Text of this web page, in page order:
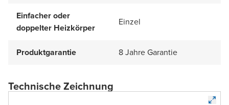
Einfacher oder
doppelter Heizkörper
Einzel
Produktgarantie 8 Jahre Garantie
Technische Zeichnung